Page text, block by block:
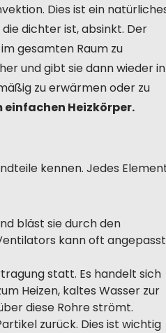
Dies ist ein
dichter ist, absinkt. Der
gesamten Raum zu
und gibt sie dann wieder in
zu erwärmen oder zu
Heizkörper.
kennen. Jedes
bläst sie durch den
kann oft angepasst
statt. Es handelt sich
Heizen, kaltes Wasser zur
diese Rohre strömt.
zurück. Dies ist wichtig